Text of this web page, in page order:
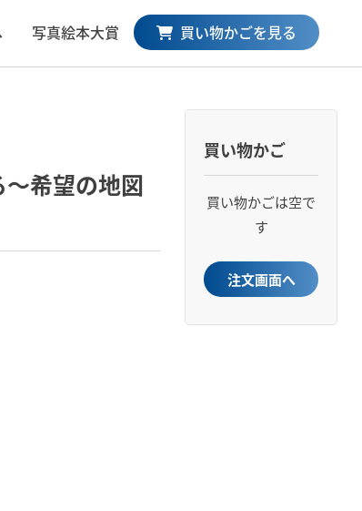
写真絵本大賞 買い物かごを見る
希望の地図
買い物かご
買い物かごは空で
す
注文画面へ